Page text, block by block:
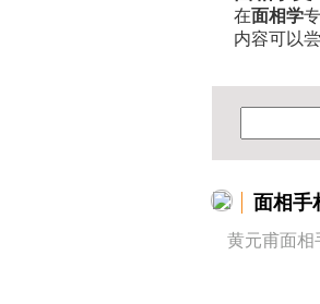
在面相学
内容可以
面相手
黄元甫面相